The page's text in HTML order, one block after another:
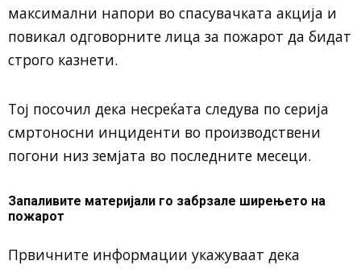
максимални напори во спасувачката акција и
повикал одговорните лица за пожарот да бидат
строго казнети.
Тој посочил дека несреќата следува по серија
смртоносни инциденти во производствени
погони низ земјата во последните месеци.
Запаливите материјали го забрзале ширењето на
пожарот
Првичните информации укажуваат дека